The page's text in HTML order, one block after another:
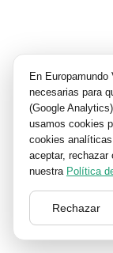
en
En
necesarias para
(Google
usamos cookies
cookies
aceptar,
nuestra Política
Rechazar